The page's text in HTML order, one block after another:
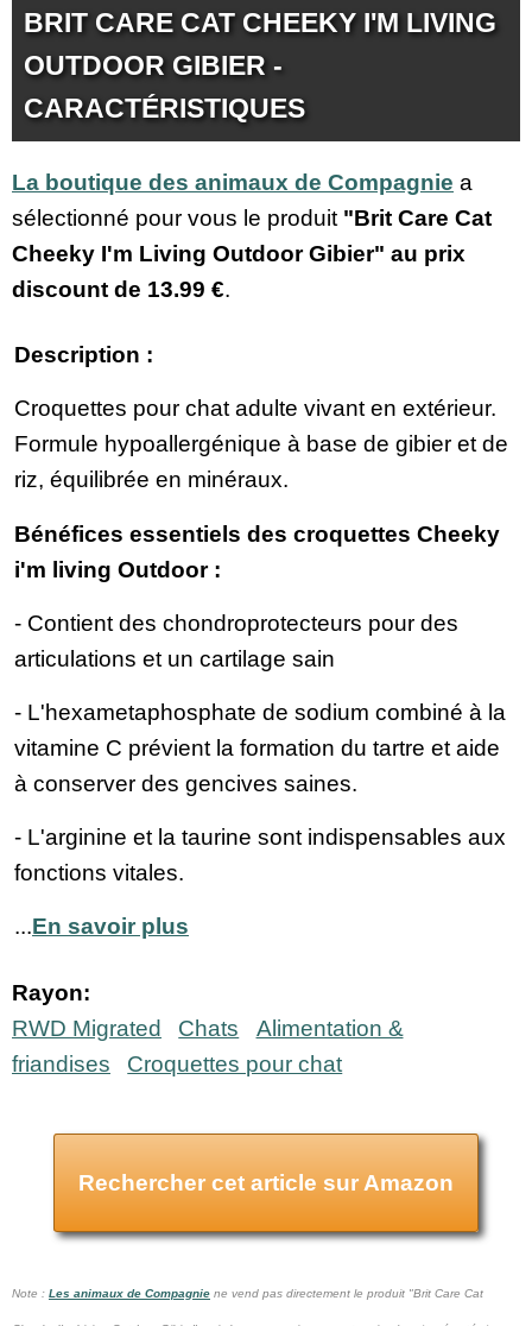
BRIT CARE CAT CHEEKY I'M LIVING
OUTDOOR GIBIER -
CARACTÉRISTIQUES
La boutique des animaux de Compagnie a
sélectionné pour vous le produit "Brit Care Cat
Cheeky I'm Living Outdoor Gibier" au prix
discount de 13.99 €.
Description :
Croquettes pour chat adulte vivant en extérieur.
Formule hypoallergénique à base de gibier et de
riz, équilibrée en minéraux.
Bénéfices essentiels des croquettes Cheeky
i'm living Outdoor :
- Contient des chondroprotecteurs pour des
articulations et un cartilage sain
- L'hexametaphosphate de sodium combiné à la
vitamine C prévient la formation du tartre et aide
à conserver des gencives saines.
- L'arginine et la taurine sont indispensables aux
fonctions vitales.
...En savoir plus
Rayon:
RWD Migrated
Chats
Alimentation &
friandises
Croquettes pour chat
Rechercher cet article sur Amazon
Note : Les animaux de Compagnie ne vend pas directement le produit "Brit Care Cat